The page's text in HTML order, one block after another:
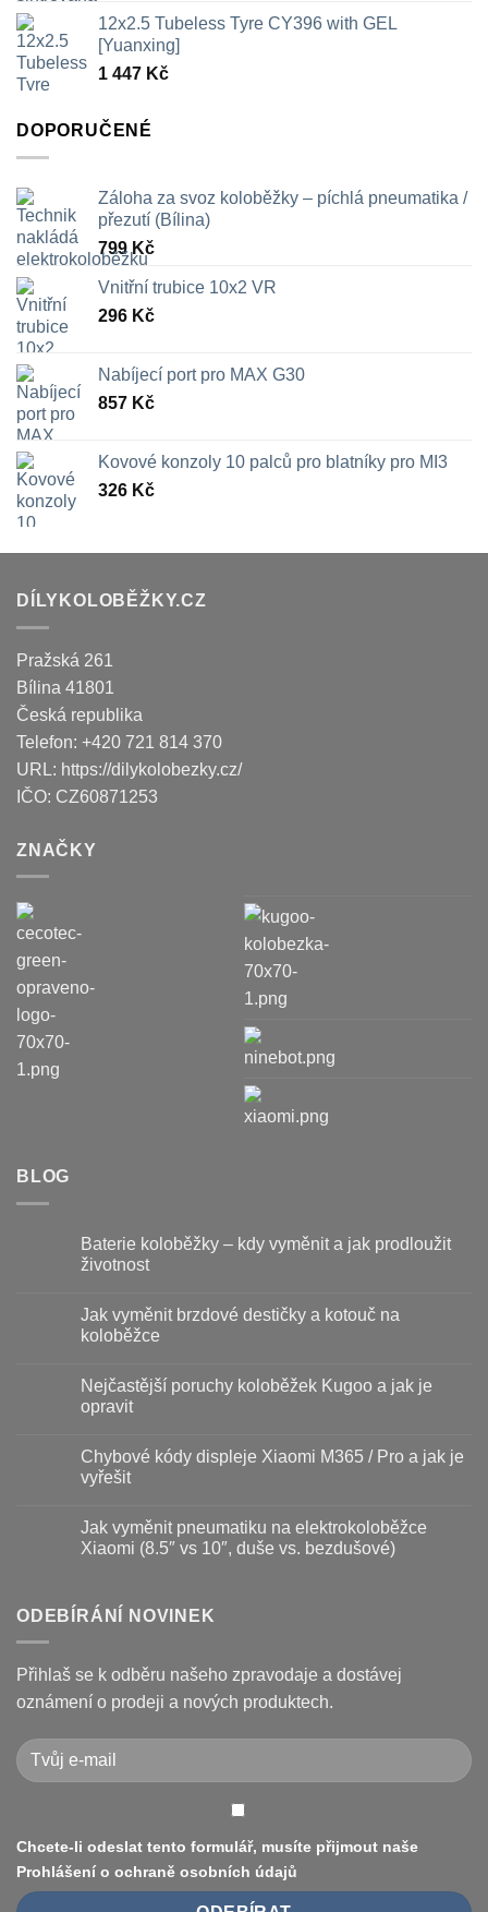
326 Kč
12x2.5 Tubeless Tyre CY396 with GEL
[Yuanxing]
1 447 Kč
DOPORUČENÉ
Záloha za svoz koloběžky – píchlá pneumatika /
přezutí (Bílina)
799Kč
Vnitřní trubice 10x2 VR
296 Kč
Nabíjecí port pro MAX G30
857 Kč
Kovové konzoly 10 palců pro blatníky pro MI3
326 Kč
DÍLYKOLOBĚŽKY.CZ
Pražská 261
Bílina 41801
Česká republika
Telefon: +420 721 814 370
URL: https://dilykolobezky.cz/
IČO: CZ60871253
ZNAČKY
BLOG
Baterie koloběžky – kdy vyměnit a jak prodloužit
životnost
textu
s
koloběžky
kdy
jak
prodloužit
životnost
Jak vyměnit brzdové destičky a kotouč na
koloběžce
u
textu
s
vyměnit
brzdové
destičky
na
koloběžce
Nejčastější poruchy koloběžek Kugoo a jak je
opravit
u
textu
s
poruchy
koloběžek
Kugoo
opravit
Chybové kódy displeje Xiaomi M365 / Pro a jak je
vyřešit
textu
s
displeje
Xiaomi
Pro
a
jak
je
Jak vyměnit pneumatiku na elektrokoloběžce
Xiaomi (8.5″ vs 10″, duše vs. bezdušové)
textu
s
vyměnit
pneumatiku
na
elektrokoloběžce
(8.5″
vs
10″,
duše
ODEBÍRÁNÍ NOVINEK
Přihlaš se k odběru našeho zpravodaje a dostávej
oznámení o prodeji a nových produktech.
Chcete-li odeslat tento formulář, musíte přijmout naše
Prohlášení o ochraně osobních údajů